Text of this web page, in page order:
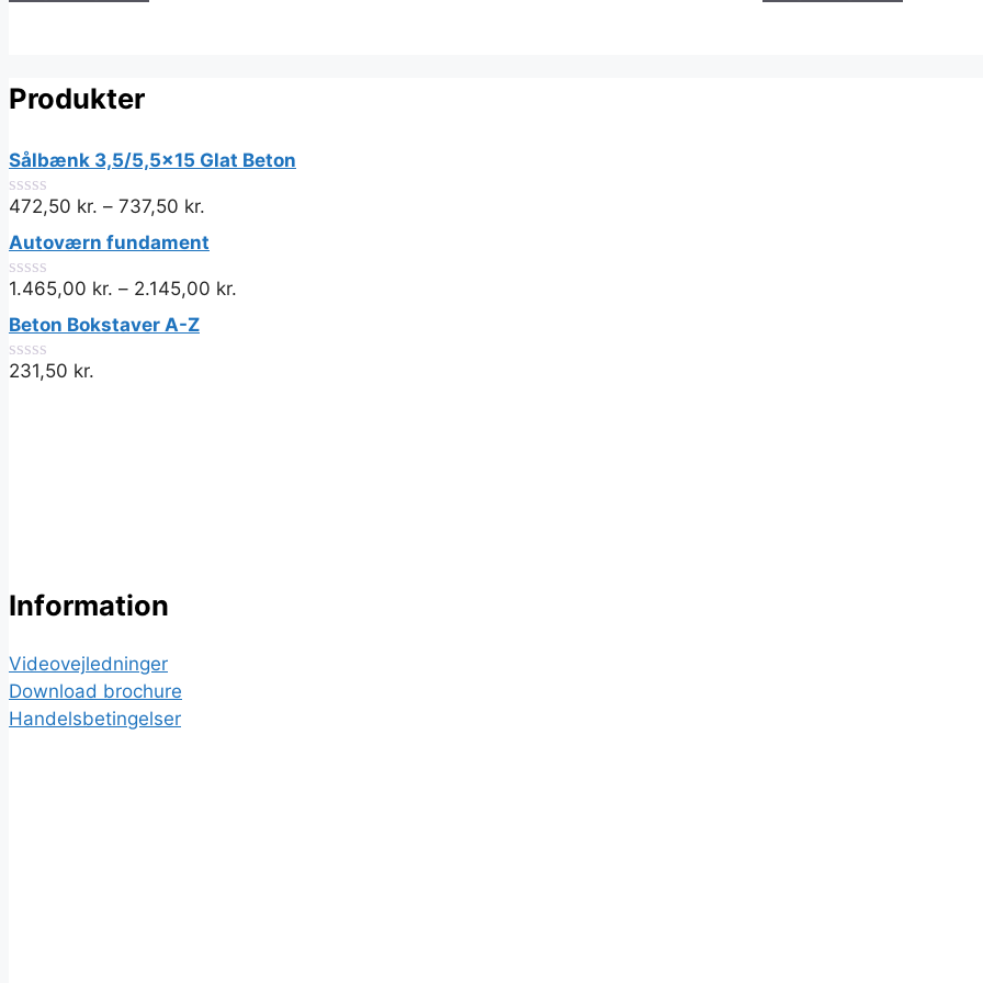
vælges
varesiden
Produkter
Sålbænk 3,5/5,5x15 Glat Beton
0
ud
af
5
472,50 kr. – 737,50 kr.
Autoværn fundament
0
ud
af
5
1.465,00 kr. – 2.145,00 kr.
Beton Bokstaver A-Z
0
231,50 kr.
Information
Videovejledninger
Download brochure
Handelsbetingelser